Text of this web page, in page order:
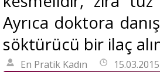
Ayrıca doktora
söktürücü bir ilaç
En Pratik Kadın